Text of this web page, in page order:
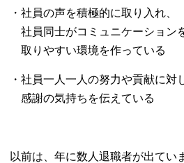
・社員の声を積極的に取り入れ、
社員同士がコミュニケーション
取りやすい環境を作っている
・社員一人一人の努力や貢献に対
感謝の気持ちを伝えている
以前は、年に数人退職者が出てい